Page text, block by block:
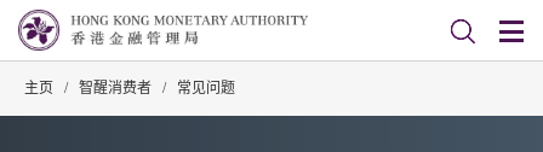
主页 / 智醒消费者 / 常见问题